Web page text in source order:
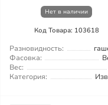
Нет в наличии
Код Товара: 103618
Разновидность:
Фасовка:
Вес:
Категория: